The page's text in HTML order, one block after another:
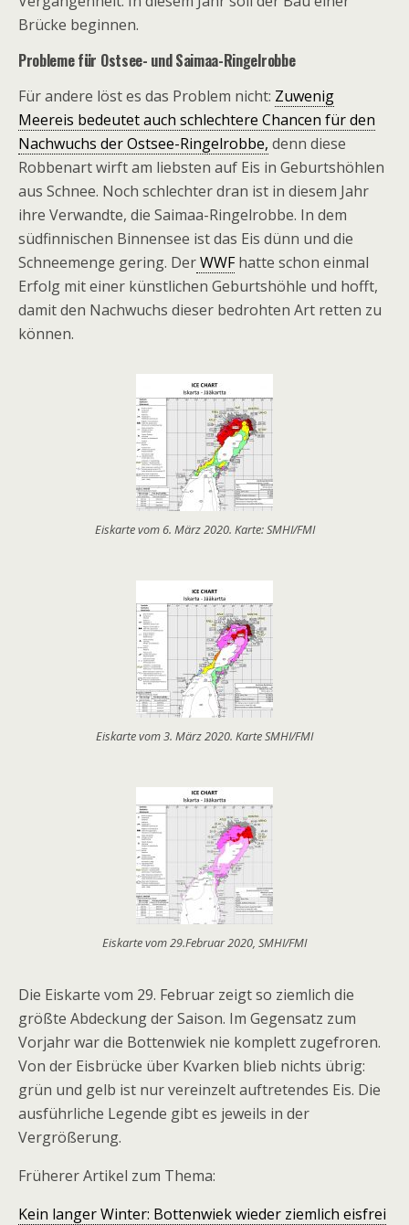
Brücke beginnen.
Probleme für Ostsee- und Saimaa-Ringelrobbe
Für andere löst es das Problem nicht: Zuwenig
Meereis bedeutet auch schlechtere Chancen für den
Nachwuchs der Ostsee-Ringelrobbe, denn diese
Robbenart wirft am liebsten auf Eis in Geburtshöhlen
aus Schnee. Noch schlechter dran ist in diesem Jahr
ihre Verwandte, die Saimaa-Ringelrobbe. In dem
südfinnischen Binnensee ist das Eis dünn und die
Schneemenge gering. DerWWFhatte schon einmal
Erfolg mit einer künstlichen Geburtshöhle und hofft,
damit den Nachwuchs dieser bedrohten Art retten zu
können.
Eiskarte vom 6. März 2020. Karte: SMHI/FMI
Eiskarte vom 3. März 2020. Karte SMHI/FMI
Eiskarte vom 29.Februar 2020, SMHI/FMI
Die Eiskarte vom 29. Februar zeigt so ziemlich die
größte Abdeckung der Saison. Im Gegensatz zum
Vorjahr war die Bottenwiek nie komplett zugefroren.
Von der Eisbrücke über Kvarken blieb nichts übrig:
grün und gelb ist nur vereinzelt auftretendes Eis. Die
ausführliche Legende gibt es jeweils in der
Vergrößerung.
Früherer Artikel zum Thema:
Kein langer Winter: Bottenwiek wieder ziemlich eisfrei